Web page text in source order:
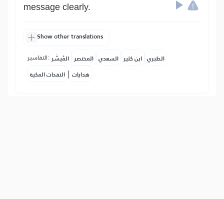
message clearly.
Show other translations
التفاسير: المُيسَّر المختصر السعدي ابن كثير الطبري
النفحات المكية | هدايات